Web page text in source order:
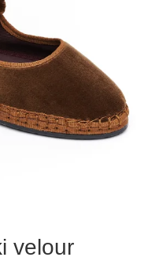
velour